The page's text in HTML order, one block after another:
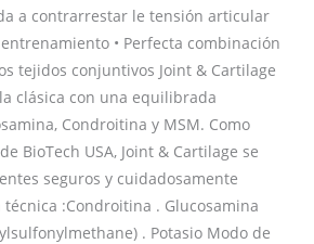
a contrarrestar le tensión articular
• Perfecta combinación
tejidos conjuntivos Joint & Cartilage
clásica con una equilibrada
Condroitina y MSM. Como
BioTech USA, Joint & Cartilage se
seguros y cuidadosamente
técnica :Condroitina . Glucosamina
. Potasio Modo de